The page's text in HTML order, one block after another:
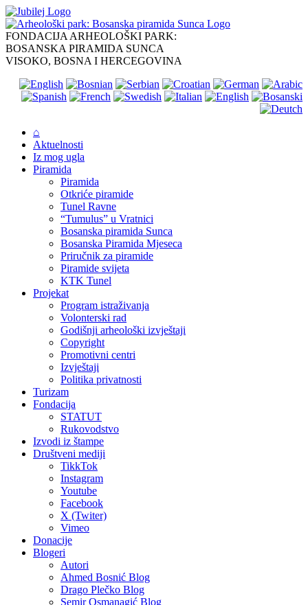
Skip
to
content
FONDACIJA ARHEOLOŠKI PARK:
BOSANSKA PIRAMIDA SUNCA
VISOKO, BOSNA I HERCEGOVINA
⌂
Aktuelnosti
Iz mog ugla
Piramida
Piramida
Otkriće piramide
Tunel Ravne
“Tumulus” u Vratnici
Bosanska piramida Sunca
Bosanska Piramida Mjeseca
Priručnik za piramide
Piramide svijeta
KTK Tunel
Projekat
Program istraživanja
Volonterski rad
Godišnji arheološki izvještaji
Copyright
Promotivni centri
Izvještaji
Politika privatnosti
Turizam
Fondacija
STATUT
Rukovodstvo
Izvodi iz štampe
Društveni mediji
TikkTok
Instagram
Youtube
Facebook
X (Twiter)
Vimeo
Donacije
Blogeri
Autori
Ahmed Bosnić Blog
Drago Plečko Blog
Semir Osmanagić Blog